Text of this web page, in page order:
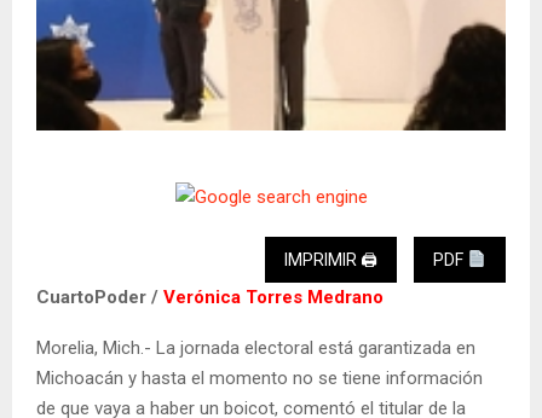
IMPRIMIR 🖨 PDF
CuartoPoder / Verónica Torres Medrano
Morelia, Mich.- La jornada electoral está garantizada en
Michoacán y hasta el momento no se tiene información
de que vaya a haber un boicot, comentó el titular de la